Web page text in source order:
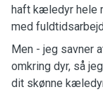
haft kæledyr hele
med
Men - jeg savner
omkring dyr, så
dit skønne